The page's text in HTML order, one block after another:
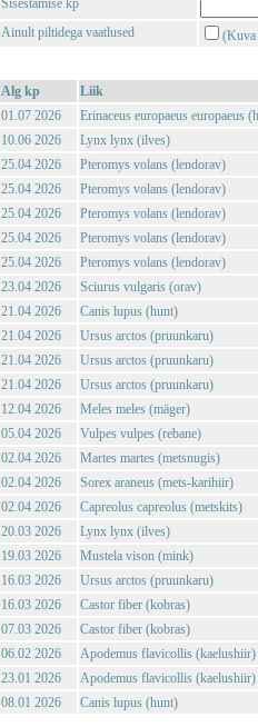
Sisestamise kp
Ainult piltidega vaatlused
(Kuva
Alg kp
Liik
01.07 2026
Erinaceus europaeus europaeus
10.06 2026
Lynx lynx (ilves)
25.04 2026
Pteromys volans (lendorav)
25.04 2026
Pteromys volans (lendorav)
25.04 2026
Pteromys volans (lendorav)
25.04 2026
Pteromys volans (lendorav)
25.04 2026
Pteromys volans (lendorav)
23.04 2026
Sciurus vulgaris (orav)
21.04 2026
Canis lupus (hunt)
21.04 2026
Ursus arctos (pruunkaru)
21.04 2026
Ursus arctos (pruunkaru)
21.04 2026
Ursus arctos (pruunkaru)
12.04 2026
Meles meles (mäger)
05.04 2026
Vulpes vulpes (rebane)
02.04 2026
Martes martes (metsnugis)
02.04 2026
Sorex araneus (mets-karihiir)
02.04 2026
Capreolus capreolus (metskits)
20.03 2026
Lynx lynx (ilves)
19.03 2026
Mustela vison (mink)
16.03 2026
Ursus arctos (pruunkaru)
16.03 2026
Castor fiber (kobras)
07.03 2026
Castor fiber (kobras)
06.02 2026
Apodemus flavicollis (kaelushiir)
23.01 2026
Apodemus flavicollis (kaelushiir)
08.01 2026
Canis lupus (hunt)